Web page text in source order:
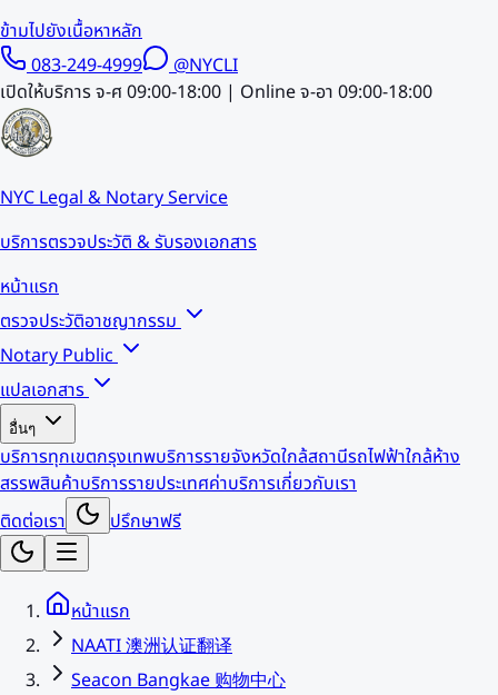
ข้ามไปยังเนื้อหาหลัก
083-249-4999
@NYCLI
เปิดให้บริการ จ-ศ 09:00-18:00 | Online จ-อา 09:00-18:00
NYC Legal & Notary Service
บริการตรวจประวัติ & รับรองเอกสาร
หน้าแรก
ตรวจประวัติอาชญากรรม
Notary Public
แปลเอกสาร
อื่นๆ
บริการทุกเขตกรุงเทพบริการรายจังหวัดใกล้สถานีรถไฟฟ้าใกล้ห้าง
สรรพสินค้าบริการรายประเทศค่าบริการเกี่ยวกับเรา
ติดต่อเรา
ปรึกษาฟรี
หน้าแรก
NAATI 澳洲认证翻译
Seacon Bangkae 购物中心